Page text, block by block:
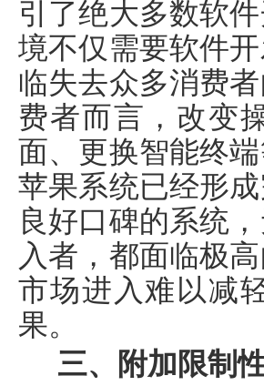
引了绝大多数软
境不仅需要软件
临失去众多消费
费者而言，改变
面、更换智能终
苹果系统已经形
良好口碑的系统
入者，都面临极
市场进入难以减
果。
三、附加限制